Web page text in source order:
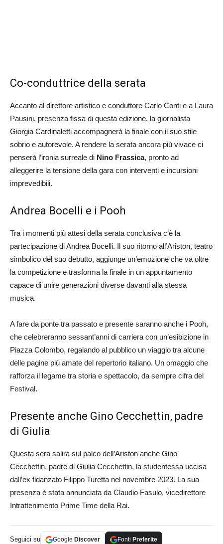
Co-conduttrice della serata
Accanto al direttore artistico e conduttore Carlo Conti e a Laura
Pausini, presenza fissa di questa edizione, la giornalista
Giorgia Cardinaletti accompagnerà la finale con il suo stile
sobrio e autorevole. A rendere la serata ancora più vivace ci
penserà l’ironia surreale di Nino Frassica, pronto ad
alleggerire la tensione della gara con interventi e incursioni
imprevedibili.
Andrea Bocelli e i Pooh
Tra i momenti più attesi della serata conclusiva c’è la
partecipazione di Andrea Bocelli. Il suo ritorno all’Ariston, teatro
simbolico del suo debutto, aggiunge un’emozione che va oltre
la competizione e trasforma la finale in un appuntamento
capace di unire generazioni diverse davanti alla stessa
musica.
A fare da ponte tra passato e presente saranno anche i Pooh,
che celebreranno sessant’anni di carriera con un’esibizione in
Piazza Colombo, regalando al pubblico un viaggio tra alcune
delle pagine più amate del repertorio italiano. Un omaggio che
rafforza il legame tra storia e spettacolo, da sempre cifra del
Festival.
Presente anche Gino Cecchettin, padre
di Giulia
Questa sera salirà sul palco dell’Ariston anche Gino
Cecchettin, padre di Giulia Cecchettin, la studentessa uccisa
dall’ex fidanzato Filippo Turetta nel novembre 2023. La sua
presenza è stata annunciata da Claudio Fasulo, vicedirettore
Intrattenimento Prime Time della Rai.
Seguici su Google Discover Fonti Preferite